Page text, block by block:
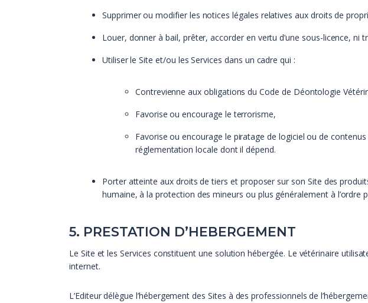
Supprimer ou modifier les notices légales relatives aux droits de
Louer, donner à bail, prêter, accorder en vertu d’une sous-licence,
Utiliser le Site et/ou les Services dans un cadre qui :
Contrevienne aux obligations du Code de Déontologie
Favorise ou encourage le terrorisme,
Favorise ou encourage le piratage de logiciel ou de
réglementation locale dont il dépend.
Porter atteinte aux droits de tiers et proposer sur son Site des
humaine, à la protection des mineurs ou plus généralement à l’ordre
5. PRESTATION D’HEBERGEMENT
Le Site et les Services constituent une solution hébergée. Le vétérinaire
internet.
L’Editeur délègue l’hébergement des Sites à des professionnels de